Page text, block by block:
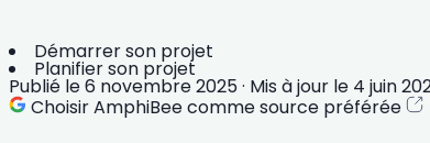
Démarrer son projet
Planifier son projet
Publié le6 novembre 2025· Mis à jour le 4 juin
Choisir AmphiBee comme source préférée